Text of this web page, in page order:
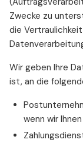
Zwecke zu
die
Wir geben Ihre
ist, an die
wenn wir